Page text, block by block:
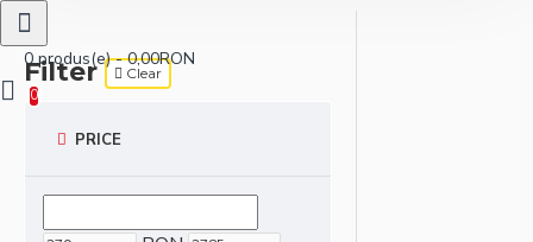
0 produs(e) - 0,00RON
0
Filter Clear
PRICE